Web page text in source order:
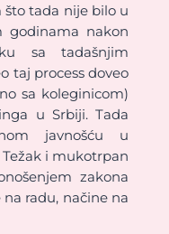
što tada nije bilo u
godinama nakon
sa tadašnjim
taj process doveo
sa koleginicom)
u Srbiji. Tada
javnošću u
i mukotrpan
zakona
radu, načine na